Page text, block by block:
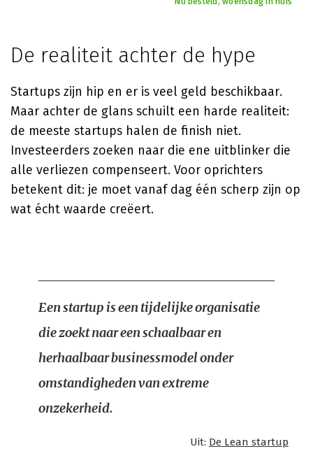
De realiteit achter de hype
Startups zijn hip en er is veel geld beschikbaar.
Maar achter de glans schuilt een harde realiteit:
de meeste startups halen de finish niet.
Investeerders zoeken naar die ene uitblinker die
alle verliezen compenseert. Voor oprichters
betekent dit: je moet vanaf dag één scherp zijn op
wat écht waarde creëert.
Een startup is een tijdelijke organisatie
die zoekt naar een schaalbaar en
herhaalbaar businessmodel onder
omstandigheden van extreme
onzekerheid.
Uit: De Lean startup